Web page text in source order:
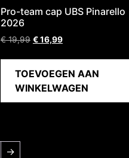
Pro-team cap UBS Pinarello
2026
€19,99 €16,99
TOEVOEGEN AAN
WINKELWAGEN
→